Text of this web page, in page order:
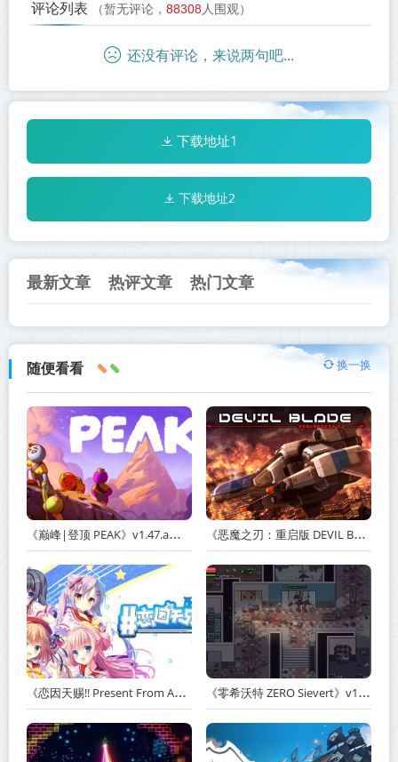
评论列表 （暂无评论， 88308 人围观）
还没有评论，来说两句吧...
下载地址1
下载地址2
最新文章 热评文章 热门文章
随便看看 换一换
《巅峰|登顶 PEAK》v1.47.a【单机+联机】丨中文版网盘下载 《恶魔之刃：重启版 DEVIL BLADE REBOOT》v1.2.4-免安装中文版丨中文版网盘下载
《恋因天赐!! Present From Angel Template!! An Angel's Gift》Build.23930554-免安装中文版丨中文版网盘下载 《零希沃特 ZERO Sievert》v1.2.59-免安装中文版丨中文版网盘下载